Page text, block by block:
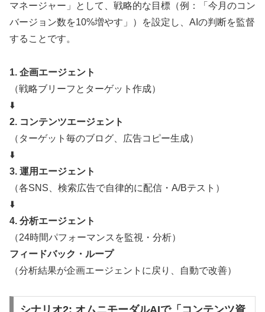
マネージャー」として、戦略的な目標（例：「今月のコン
バージョン数を10%増やす」）を設定し、AIの判断を監督
することです。
1. 企画エージェント
（戦略ブリーフとターゲット作成）
⬇️
2. コンテンツエージェント
（ターゲット毎のブログ、広告コピー生成）
⬇️
3. 運用エージェント
（各SNS、検索広告で自律的に配信・A/Bテスト）
⬇️
4. 分析エージェント
（24時間パフォーマンスを監視・分析）
フィードバック・ループ
（分析結果が企画エージェントに戻り、自動で改善）
シナリオ2: オムニモーダルAIで「コンテンツ資